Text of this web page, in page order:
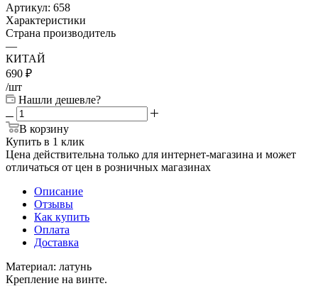
Артикул: 658
Характеристики
Страна производитель
—
КИТАЙ
690 ₽
/шт
Нашли дешевле?
В корзину
Купить в 1 клик
Цена действительна только для интернет-магазина и может
отличаться от цен в розничных магазинах
Описание
Отзывы
Как купить
Оплата
Доставка
Материал: латунь
Крепление на винте.